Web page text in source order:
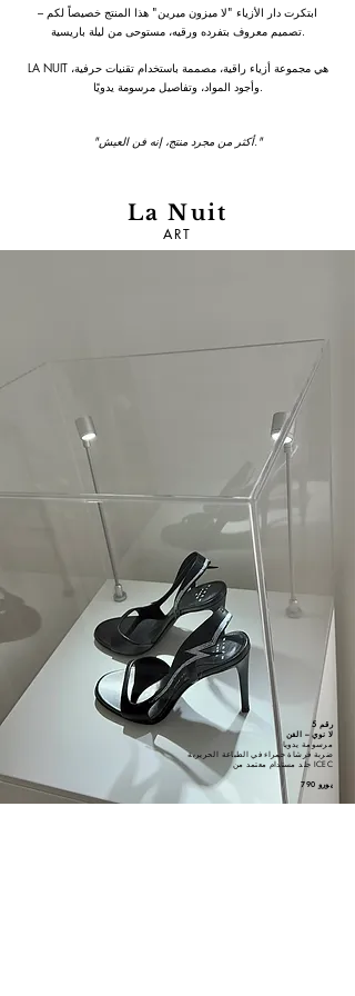
ابتكرت دار الأزياء "لا ميزون ميرين" هذا المنتج خصيصاً لكم –
تصميم معروف بتفرده ورقيه، مستوحى من ليلة باريسية.
LA NUIT هي مجموعة أزياء راقية، مصممة باستخدام تقنيات حرفية،
وأجود المواد، وتفاصيل مرسومة يدويًا.
"أكثر من مجرد منتج، إنه فن العيش."
La Nuit
ART
رقم 5
لا نوي – الفن
مرسومة يدويا
ضربة فرشاة حمراء في الطباعة الحريرية
جلد مستدام معتمد من ICEC
790 يورو